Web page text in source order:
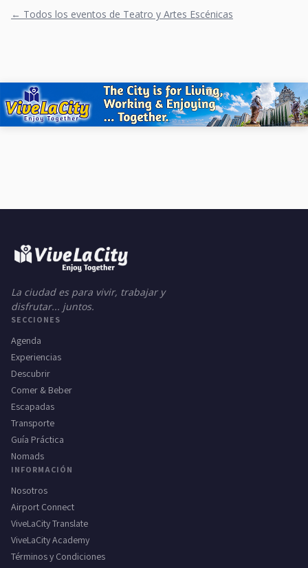
← Todos los eventos de Teatro y Artes Escénicas
La ciudad es para vivir, trabajar y
disfrutar... juntos.
SECCIONES
Agenda
Experiencias
Descubrir
Comer & Beber
Escapadas
Transporte
Guía Práctica
Nomads
INFORMACIÓN
Nosotros
Airport Connect
ViveLaCity Translate
ViveLaCity Academy
Términos y Condiciones